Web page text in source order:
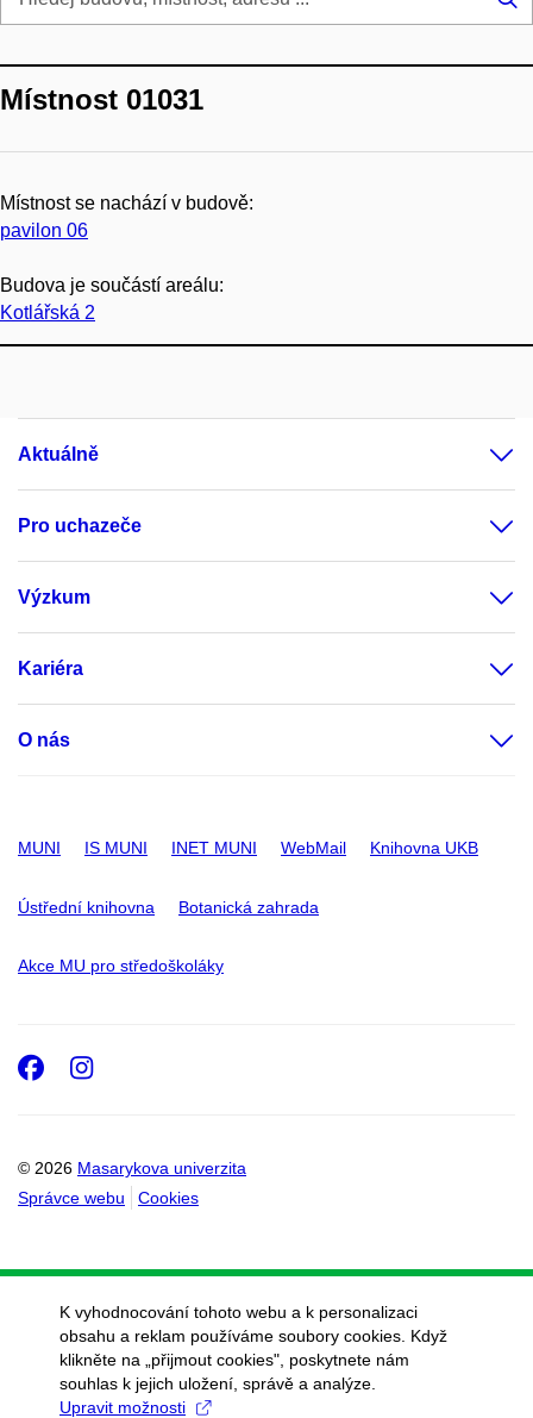
Místnost 01031
Místnost se nachází v budově:
pavilon 06
Budova je součástí areálu:
Kotlářská 2
Aktuálně
Pro uchazeče
Výzkum
Kariéra
O nás
MUNI IS MUNI INET MUNI WebMail Knihovna UKB
Ústřední knihovna Botanická zahrada
Akce MU pro středoškoláky
© 2026 Masarykova univerzita
Správce webu
Cookies
Facebook
Instagram
K vyhodnocování tohoto webu a k personalizaci
obsahu a reklam používáme soubory cookies. Když
klikněte na „přijmout cookies", poskytnete nám
souhlas k jejich uložení, správě a analýze.
Upravit možnosti